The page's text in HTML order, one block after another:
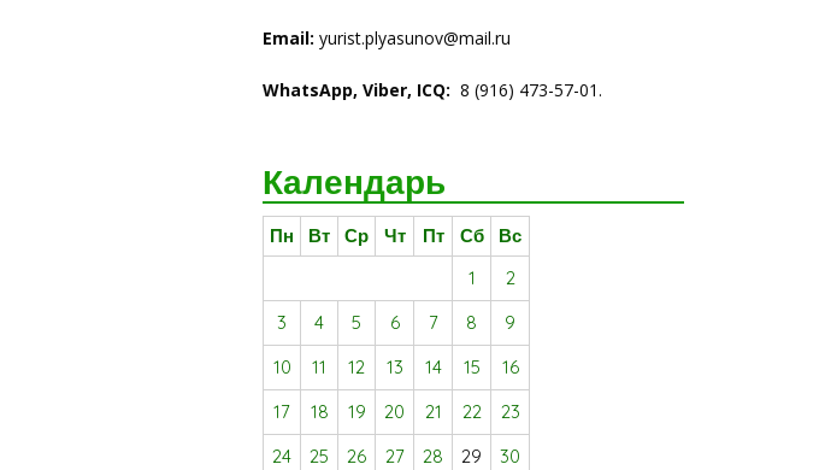
Email: yurist.plyasunov@mail.ru
WhatsАpp, Viber, ICQ: 8 (916) 473-57-01.
Календарь
Пн Вт Ср Чт Пт Сб
Вс
1
2
3
4 5 6 7 8
9
10
11 12 13 14 15
16
17
18 19 20 21 22
23
24
25 26 27 28 29
30